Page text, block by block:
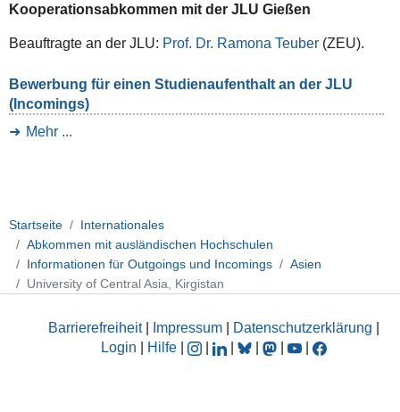
Kooperationsabkommen mit der JLU Gießen
Beauftragte an der JLU: Prof. Dr. Ramona Teuber(ZEU).
Bewerbung für einen Studienaufenthalt an der JLU
(Incomings)
Mehr ...
Startseite
Internationales
Abkommen mit ausländischen Hochschulen
Informationen für Outgoings und Incomings
Asien
University of Central Asia, Kirgistan
Barrierefreiheit| Impressum Datenschutzerklärung
Login
Hilfe